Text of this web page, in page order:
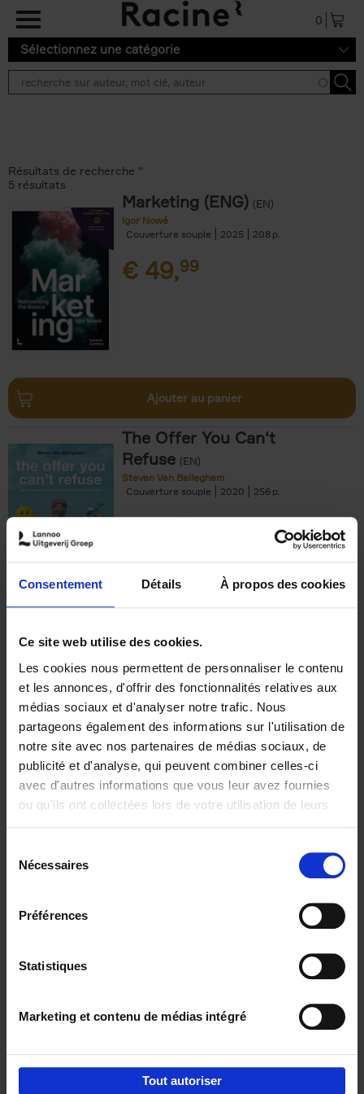
Consentement Détails À propos des cookies
Ce site web utilise des cookies.
Les cookies nous permettent de personnaliser le contenu
et les annonces, d'offrir des fonctionnalités relatives aux
médias sociaux et d'analyser notre trafic. Nous
partageons également des informations sur l'utilisation de
notre site avec nos partenaires de médias sociaux, de
publicité et d'analyse, qui peuvent combiner celles-ci
avec d'autres informations que vous leur avez fournies
ou qu'ils ont collectées lors de votre utilisation de leurs
Nécessaires
Préférences
Statistiques
Marketing et contenu de médias intégré
Tout autoriser
Aller au contenu principal
0
Sélectionnez une catégorie
Résultats de recherche ''
5 résultats
Marketing (ENG) (EN)
Igor Nowé
Couverture souple
2025 208
€ 49,99
Ajouter au panier
The Offer You Can't
Refuse (EN)
Steven Van Belleghem
Couverture souple
2020 256
€37,50
Building Bonds = Building
Business
Jochen Roef Jozefien De Feyter
Carolien Boom
Couverture souple
2025 200
€29,99
Digital marketing like a PRO -
completely revised edition (EN)